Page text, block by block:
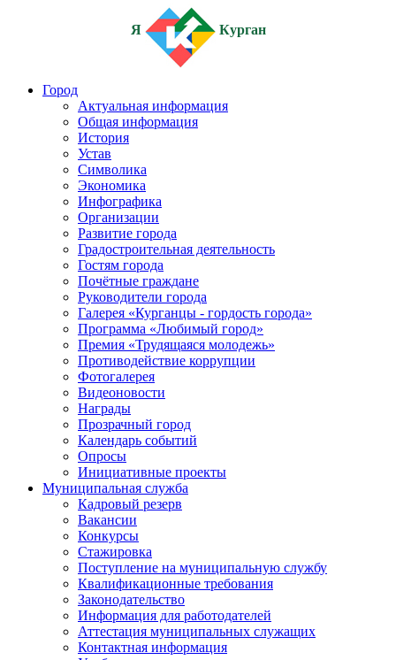
Я Курган
Город
Актуальная информация
Общая информация
История
Устав
Символика
Экономика
Инфографика
Организации
Развитие города
Градостроительная деятельность
Гостям города
Почётные граждане
Руководители города
Галерея «Курганцы - гордость города»
Программа «Любимый город»
Премия «Трудящаяся молодежь»
Противодействие коррупции
Фотогалерея
Видеоновости
Награды
Прозрачный город
Календарь событий
Опросы
Инициативные проекты
Муниципальная служба
Кадровый резерв
Вакансии
Конкурсы
Стажировка
Поступление на муниципальную службу
Квалификационные требования
Законодательство
Информация для работодателей
Аттестация муниципальных служащих
Контактная информация